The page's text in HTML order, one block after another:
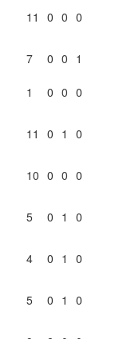
11 0 0 0
7 0 0 1
1 0 0 0
11 0 1 0
10 0 0 0
5 0 1 0
4 0 1
0
5 0 1 0